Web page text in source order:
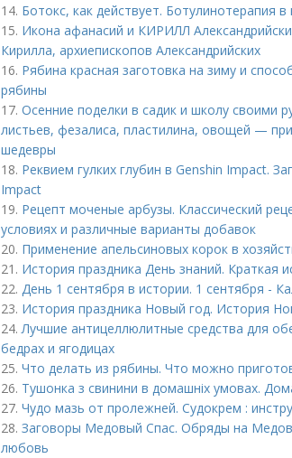
14. Ботокс, как действует. Ботулинотерапия
15. Икона афанасий и КИРИЛЛ
Кирилла, архиепископов Александрийских
16. Рябина красная заготовка на зиму и
рябины
17. Осенние поделки в садик и школу своими
листьев, фезалиса, пластилина, овощей —
шедевры
18. Реквием гулких глубин в Genshin Impact.
Impact
19. Рецепт моченые арбузы. Классический
условиях и различные варианты добавок
20. Применение апельсиновых корок в
21. История праздника День знаний. Краткая
22. День 1 сентября в истории. 1 сентября -
23. История праздника Новый год. История
24.Лучшие антицеллюлитные средства для
бедрах и ягодицах
25. Что делать из рябины. Что можно
26. Тушонка з свинини в домашніх умовах.
27. Чудо мазь от пролежней. Судокрем :
28. Заговоры Медовый Спас. Обряды на
любовь